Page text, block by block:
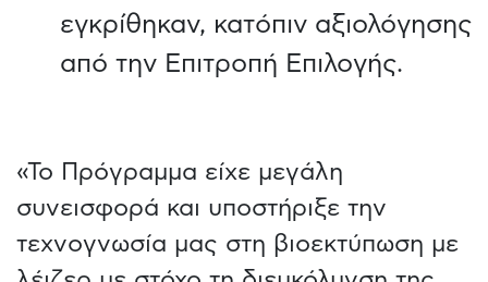
εγκρίθηκαν, κατόπιν αξιολόγησης
από την Επιτροπή Επιλογής.
«Το Πρόγραμμα είχε μεγάλη
συνεισφορά και υποστήριξε την
τεχνογνωσία μας στη βιοεκτύπωση με